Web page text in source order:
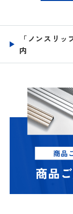
「ノンスリ
内